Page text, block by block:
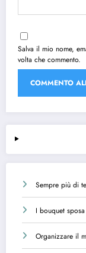
Salva il mio nome,
volta che commento.
Sempre più di
I bouquet
Organizzare il